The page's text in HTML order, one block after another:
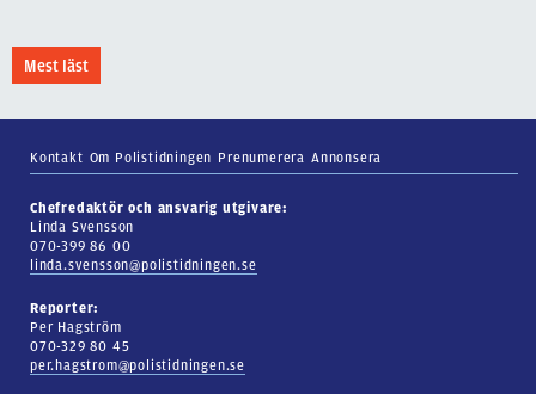
Mest läst
Kontakt Om Polistidningen Prenumerera Annonsera
Chefredaktör och ansvarig utgivare:
Linda Svensson
070-399 86 00
linda.svensson@polistidningen.se
Reporter:
Per Hagström
070-329 80 45
per.hagstrom@polistidningen.se